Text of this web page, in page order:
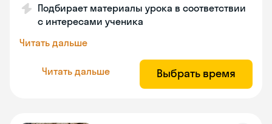
Подбирает материалы урока в соответствии
с интересами ученика
Читать дальше
Читать дальше Выбрать время